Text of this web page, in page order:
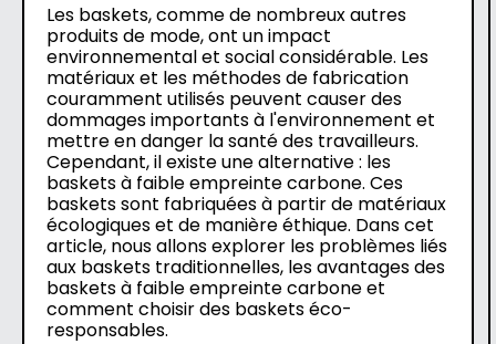
Les baskets, comme de nombreux autres
produits de mode, ont un impact
environnemental et social considérable. Les
matériaux et les méthodes de fabrication
couramment utilisés peuvent causer des
dommages importants à l'environnement et
mettre en danger la santé des travailleurs.
Cependant, il existe une alternative : les
baskets à faible empreinte carbone. Ces
baskets sont fabriquées à partir de matériaux
écologiques et de manière éthique. Dans cet
article, nous allons explorer les problèmes liés
aux baskets traditionnelles, les avantages des
baskets à faible empreinte carbone et
comment choisir des baskets éco-
responsables.